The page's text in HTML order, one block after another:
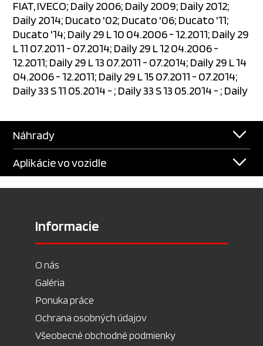
FIAT, IVECO; Daily 2006; Daily 2009; Daily 2012;
Daily 2014; Ducato '02; Ducato '06; Ducato '11;
Ducato '14; Daily 29 L 10 04.2006 - 12.2011; Daily 29
L 11 07.2011 - 07.2014; Daily 29 L 12 04.2006 -
12.2011; Daily 29 L 13 07.2011 - 07.2014; Daily 29 L 14
04.2006 - 12.2011; Daily 29 L 15 07.2011 - 07.2014;
Daily 33 S 11 05.2014 - ; Daily 33 S 13 05.2014 - ; Daily
Náhrady
Aplikácie vo vozidle
Informacie
O nás
Galéria
Ponuka práce
Ochrana osobných údajov
Všeobecné obchodné podmienky